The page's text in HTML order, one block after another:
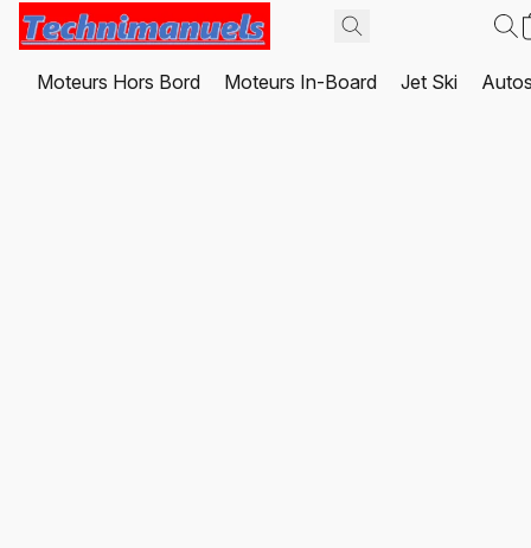
Moteurs Hors Bord Moteurs In-Board Jet Ski